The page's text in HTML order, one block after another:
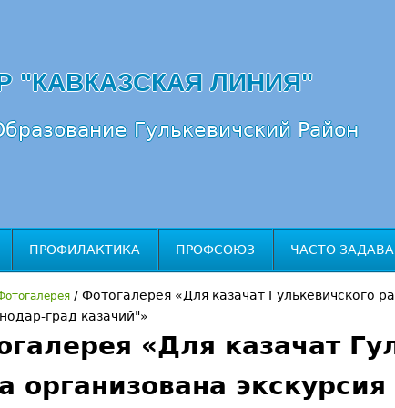
"КАВКАЗСКАЯ ЛИНИЯ"
Гулькевичский Район
/ Фотогалерея «Для казачат Гулькевичского
град казачий"»
«Для казачат
организована
ПРОФИЛАКТИКА ПРОФСОЮЗ ЧАСТО